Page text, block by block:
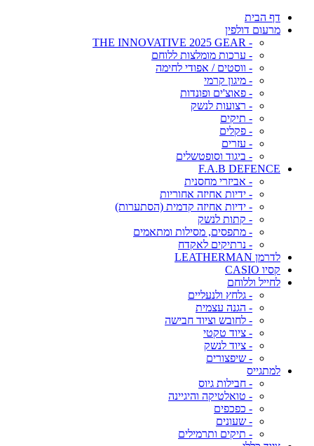
דף הבית
מרעום דולפין
- THE INNOVATIVE 2025 GEAR
- ערכות מומלצות ללוחם
- ווסטים / אפודי לחימה
- מיגון קרמי
- פאוצ'ים ופונדות
- רצועות לנשק
- תיקים
- פקלים
- עזרים
- ביגוד וסופטשלים
F.A.B DEFENCE
- אביזרי מחסנית
- ידיות אחיזה אחוריות
- ידיות אחיזה קדמית (הסתערות)
- קתות לנשק
- מתפסים, מסילות ומתאמים
- נרתיקים לאקדח
לדרמן LEATHERMAN
קסיו CASIO
לחייל וללוחם
- גלחץ ולנעליים
- הגנה עצמית
- לחובש וציוד חבישה
- ציוד טקטי
- ציוד לנשק
- שיפצורים
למתגייס
- חבילות גיוס
- טואלטיקה והיגיינה
- כפכפים
- שעונים
- תיקים ותרמילים